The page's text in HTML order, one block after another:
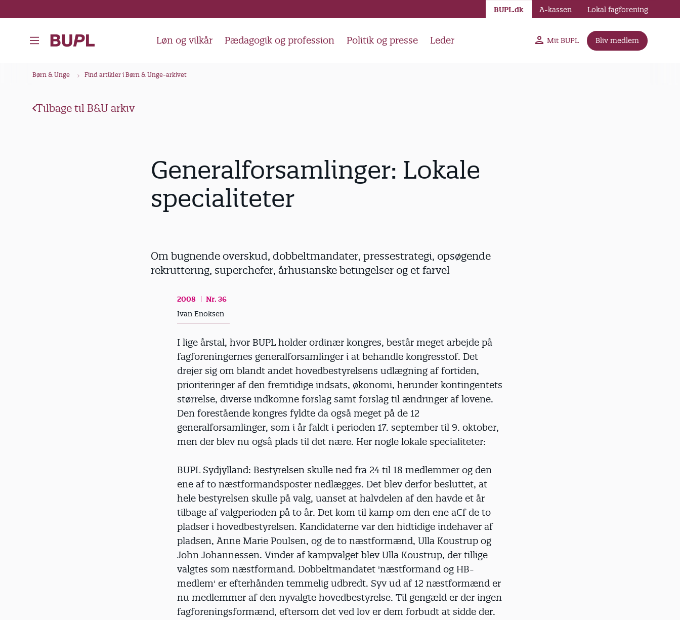
å
Løn og vilkår Pædagogik og profession Politik og presse Leder Mit BUPL Bliv medlem
BUPL.dk A-kassen Lokal fagforening
Børn & Unge Find artikler i Børn & Unge-arkivet
Tilbage til B&U arkiv
Generalforsamlinger: Lokale
specialiteter
Om bugnende overskud, dobbeltmandater, pressestrategi, opsøgende
rekruttering, superchefer, århusianske betingelser og et farvel
2008
Nr. 36
Ivan Enoksen
I lige årstal, hvor BUPL holder ordinær kongres, består meget arbejde på
fagforeningernes generalforsamlinger i at behandle kongresstof. Det
drejer sig om blandt andet hovedbestyrelsens udlægning af fortiden,
prioriteringer af den fremtidige indsats, økonomi, herunder kontingentets
størrelse, diverse indkomne forslag samt forslag til ændringer af lovene.
Den forestående kongres fyldte da også meget på de 12
generalforsamlinger, som i år faldt i perioden 17. september til 9. oktober,
men der blev nu også plads til det nære. Her nogle lokale specialiteter:
BUPL Sydjylland: Bestyrelsen skulle ned fra 24 til 18 medlemmer og den
ene af to næstformandsposter nedlægges. Det blev derfor besluttet, at
hele bestyrelsen skulle på valg, uanset at halvdelen af den havde et år
tilbage af valgperioden på to år. Det kom til kamp om den ene aCf de to
pladser i hovedbestyrelsen. Kandidaterne var den hidtidige indehaver af
pladsen, Anne Marie Poulsen, og de to næstformænd, Ulla Koustrup og
John Johannessen. Vinder af kampvalget blev Ulla Koustrup, der tillige
valgtes som næstformand. Dobbeltmandatet 'næstformand og HB-
medlem' er efterhånden temmelig udbredt. Syv ud af 12 næstformænd er
nu medlemmer af den nyvalgte hovedbestyrelse. Til gengæld er der ingen
fagforeningsformænd, eftersom det ved lov er dem forbudt at sidde der.